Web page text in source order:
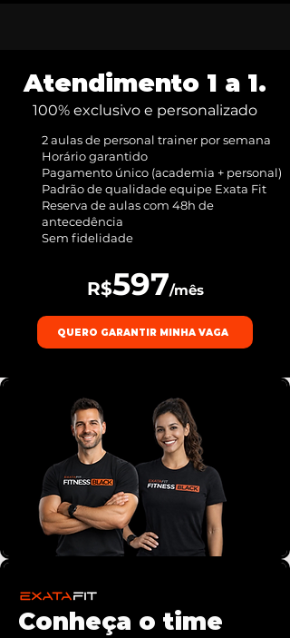
Atendimento 1 a 1.
100% exclusivo e personalizado
2 aulas de personal trainer por semana
Horário garantido
Pagamento único (academia + personal)
Padrão de qualidade equipe Exata Fit
Reserva de aulas com 48h de
antecedência
Sem fidelidade
R$597/mês
QUERO GARANTIR MINHA VAGA
Conheça o time